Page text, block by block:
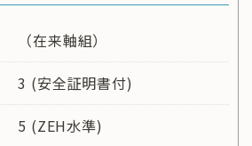
（在来軸組）
3 (安全証明書付)
5 (ZEH水準)